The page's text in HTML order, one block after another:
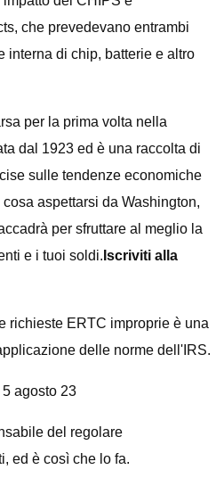
che prevedevano entrambi
interna di chip, batterie e altro
per la prima volta nella
dal 1923 ed è una raccolta di
sulle tendenze economiche
aspettarsi da Washington,
per sfruttare al meglio la
e i tuoi soldi. Iscriviti alla
richieste ERTC improprie è una
delle norme dell'IRS.
agosto 23
del regolare
ed è così che lo fa.